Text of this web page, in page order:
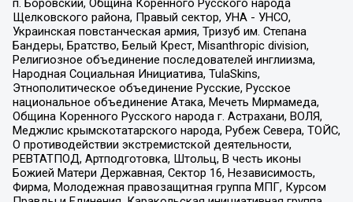
п. Боровский, Община Коренного Русского народа
Щелковского района, Правый сектор, УНА - УНСО,
Украинская повстанческая армия, Тризуб им. Степана
Бандеры, Братство, Белый Крест, Misanthropic division,
Религиозное объединение последователей инглиизма,
Народная Социальная Инициатива, TulaSkins,
Этнополитическое объединение Русские, Русское
национальное объединение Атака, Мечеть Мирмамеда,
Община Коренного Русского народа г. Астрахани, ВОЛЯ,
Меджлис крымскотатарского народа, Рубеж Севера, ТОЙС,
О противодействии экстремистской деятельности,
РЕВТАТПОД, Артподготовка, Штольц, В честь иконы
Божией Матери Державная, Сектор 16, Независимость,
Фирма, Молодежная правозащитная группа МПГ, Курсом